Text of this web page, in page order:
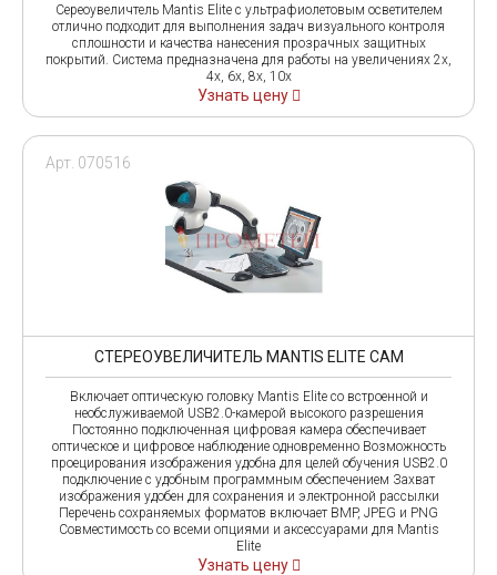
Сереоувеличтель Mantis Elite с ультрафиолетовым осветителем
отлично подходит для выполнения задач визуального контроля
сплошности и качества нанесения прозрачных защитных
покрытий. Система предназначена для работы на увеличениях 2х,
4х, 6х, 8х, 10х
Узнать цену
Арт. 070516
СТЕРЕОУВЕЛИЧИТЕЛЬ MANTIS ELITE CAM
Включает оптическую головку Mantis Elite со встроенной и
необслуживаемой USB2.0-камерой высокого разрешения
Постоянно подключенная цифровая камера обеспечивает
оптическое и цифровое наблюдение одновременно Возможность
проецирования изображения удобна для целей обучения USB2.0
подключение с удобным программным обеспечением Захват
изображения удобен для сохранения и электронной рассылки
Перечень сохраняемых форматов включает BMP, JPEG и PNG
Совместимость со всеми опциями и аксессуарами для Mantis
Elite
Узнать цену